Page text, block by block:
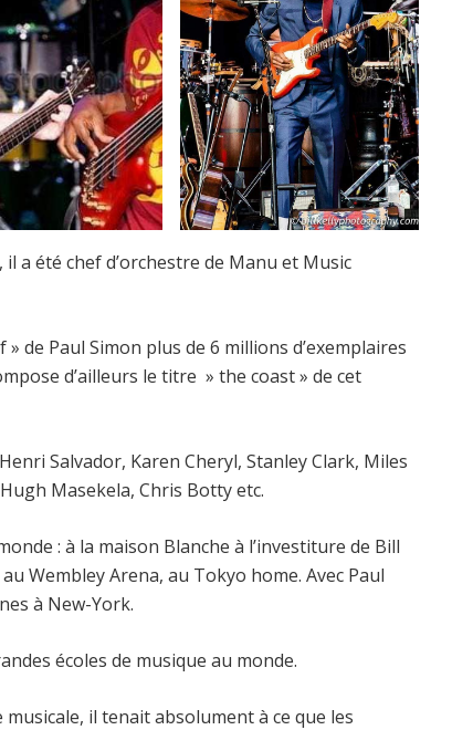
a été chef d’orchestre de Manu et Music
de Paul Simon plus de 6 millions d’exemplaires
d’ailleurs le titre » the coast » de cet
Salvador, Karen Cheryl, Stanley Clark, Miles
Masekela, Chris Botty etc.
: à la maison Blanche à l’investiture de Bill
Wembley Arena, au Tokyo home. Avec Paul
à New-York.
écoles de musique au monde.
il tenait absolument à ce que les